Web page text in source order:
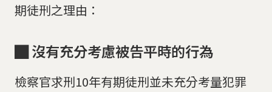
期徒刑之理由：
█沒有充分考慮被告平時的行為
檢察官求刑10年有期徒刑並未充分考量犯罪